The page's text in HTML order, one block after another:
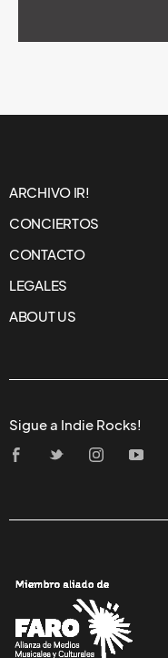
ARCHIVO IR!
CONCIERTOS
CONTACTO
LEGALES
ABOUT US
Sigue a Indie Rocks!